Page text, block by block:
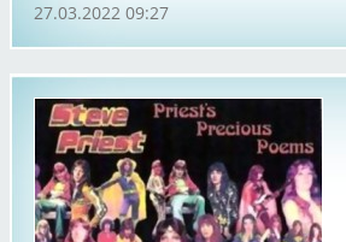
27.03.2022 09:27